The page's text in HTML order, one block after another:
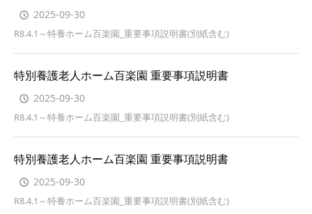
2025-09-30
R8.4.1～特養ホーム百楽園_重要事項説明書(別紙含む)
特別養護老人ホーム百楽園 重要事項説明書
2025-09-30
R8.4.1～特養ホーム百楽園_重要事項説明書(別紙含む)
特別養護老人ホーム百楽園 重要事項説明書
2025-09-30
R8.4.1～特養ホーム百楽園_重要事項説明書(別紙含む)